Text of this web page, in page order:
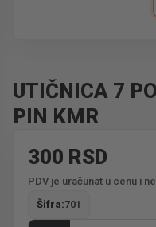
UTIČNICA 7
PIN KMR
300 RSD
PDV je uračunat u cenu i
Šifra:701